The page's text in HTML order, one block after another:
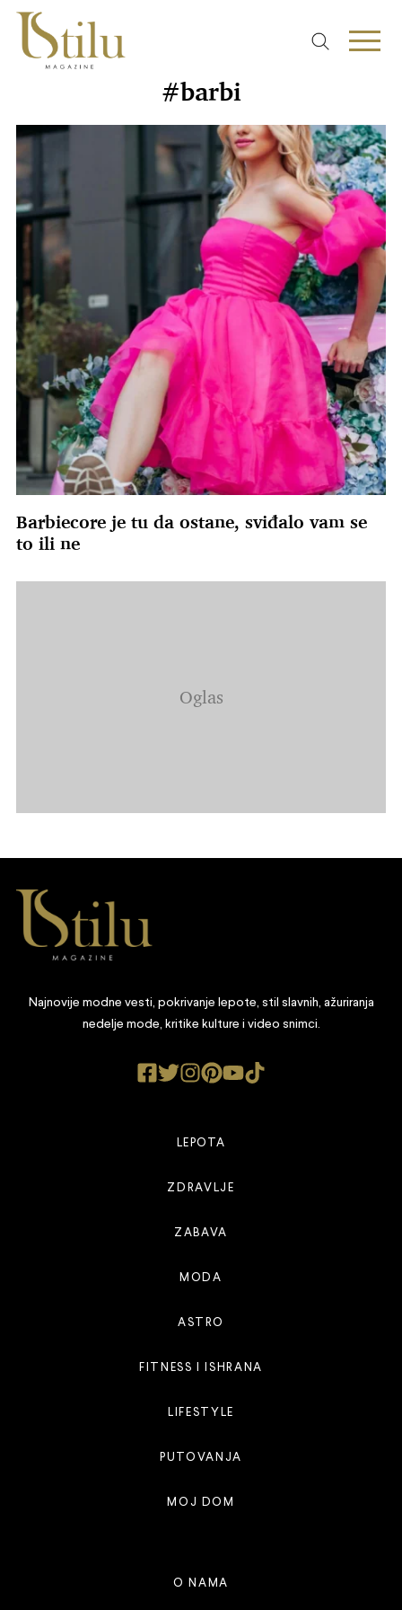
#barbi
Barbiecore je tu da ostane, sviđalo vam se
to ili ne
Najnovije modne vesti, pokrivanje lepote, stil slavnih, ažuriranja
nedelje mode, kritike kulture i video snimci.
LEPOTA
ZDRAVLJE
ZABAVA
MODA
ASTRO
FITNESS I ISHRANA
LIFESTYLE
PUTOVANJA
MOJ DOM
O NAMA